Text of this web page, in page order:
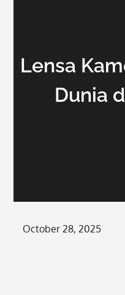
Lensa
Dunia
Posted
October 28, 2025